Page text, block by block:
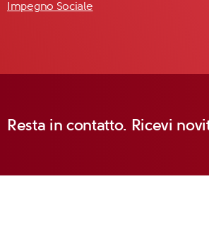
Impegno Sociale
Resta in contatto. Ricevi